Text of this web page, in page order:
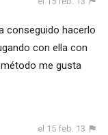
conseguido hacerlo
con ella con
me gusta
el 15 feb. 13